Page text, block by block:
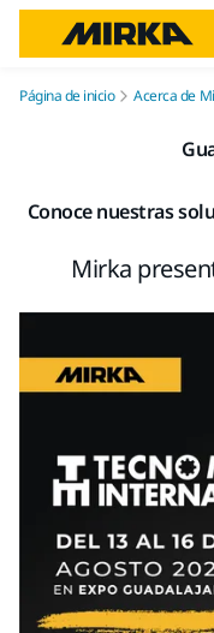
Página de inicio Acerca de
Conoce nuestras
Mirka